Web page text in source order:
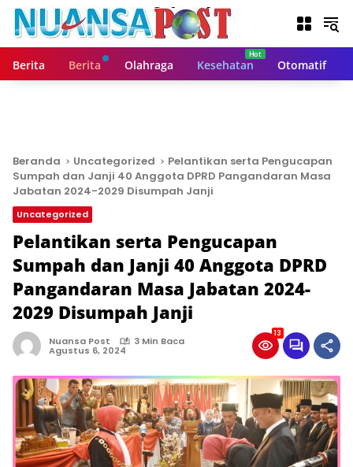
Berita Berita Olahraga Kesehatan Otomatif
Beranda Uncategorized
Pelantikan serta Pengucapan
Sumpah dan Janji 40 Anggota DPRD Pangandaran Masa
Jabatan 2024-2029 Disumpah Janji
Uncategorized
Pelantikan serta Pengucapan
Sumpah dan Janji 40 Anggota DPRD
Pangandaran Masa Jabatan 2024-
2029 Disumpah Janji
Nuansa Post 3 Min Baca
Agustus 6, 2024
13